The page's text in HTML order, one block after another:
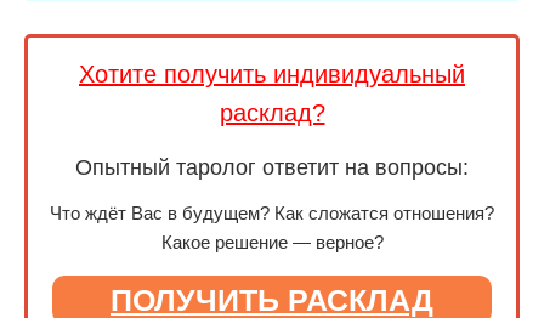
Хотите получить индивидуальный
расклад?
Опытный таролог ответит на вопросы:
Что ждёт Вас в будущем? Как сложатся отношения?
Какое решение — верное?
ПОЛУЧИТЬ РАСКЛАД